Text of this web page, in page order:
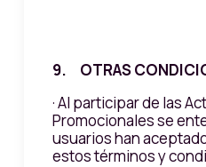
9. OTRAS
· Al participar de las
Promocionales se
usuarios han
estos términos y